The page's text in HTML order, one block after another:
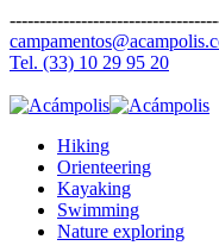
Tel. (33) 10 29 95 20
Hiking
Orienteering
Kayaking
Swimming
Nature exploring